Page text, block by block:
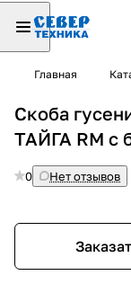
Главная
Скоба
ТАЙГА RM с
0 Нет отзывов